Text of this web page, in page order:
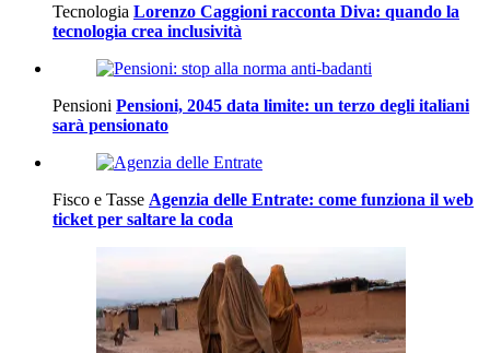
Tecnologia Lorenzo Caggioni racconta Diva: quando la
tecnologia crea inclusività
Pensioni Pensioni, 2045 data limite: un terzo degli italiani
sarà pensionato
Fisco e Tasse Agenzia delle Entrate: come funziona il web
ticket per saltare la coda